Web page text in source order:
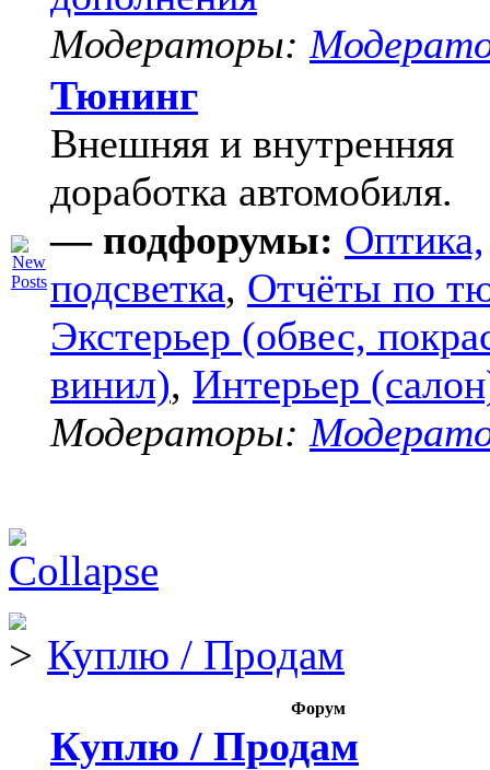
Модераторы:
Тюнинг
Внешняя и внутренняя
доработка автомобиля.
— подфорумы: Оптика,
подсветка, Отчёты по
Экстерьер (обвес,
винил), Интерьер
Модераторы:
Куплю / Продам
Форум
Куплю / Продам